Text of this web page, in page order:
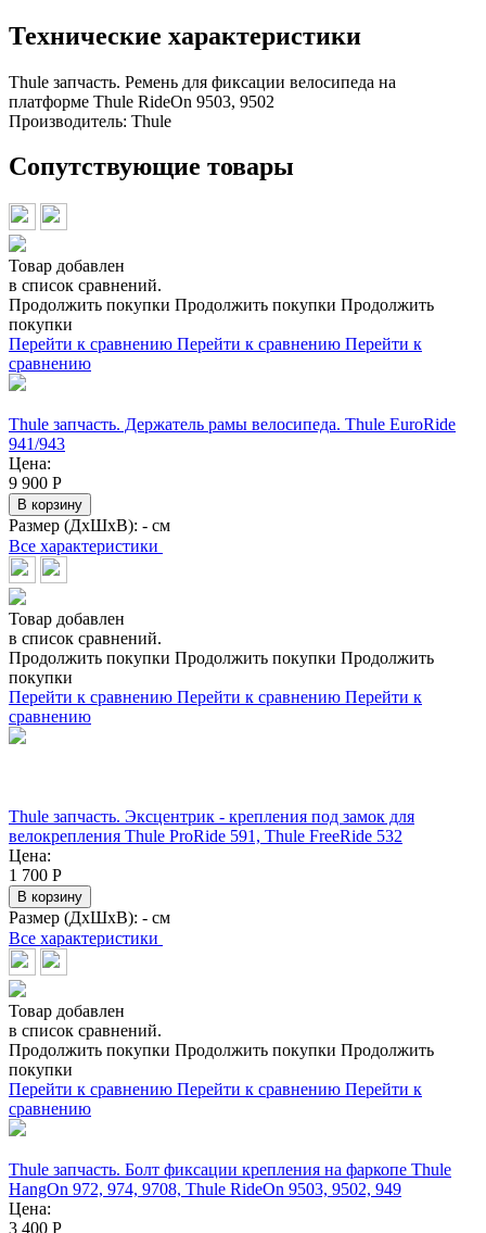
Технические характеристики
Thule запчасть. Ремень для фиксации велосипеда на
платформе Thule RideOn 9503, 9502
Производитель: Thule
Сопутствующие товары
Товар добавлен
в список сравнений.
Продолжить покупки Продолжить покупки Продолжить
покупки
Перейти к сравнению Перейти к сравнению Перейти к
сравнению
Thule запчасть. Держатель рамы велосипеда. Thule EuroRide
941/943
Цена:
9 900 Р
В корзину
Размер (ДхШхВ): - см
Все характеристики
Товар добавлен
в список сравнений.
Продолжить покупки Продолжить покупки Продолжить
покупки
Перейти к сравнению Перейти к сравнению Перейти к
сравнению
Thule запчасть. Эксцентрик - крепления под замок для
велокрепления Thule ProRide 591, Thule FreeRide 532
Цена:
1 700 Р
В корзину
Размер (ДхШхВ): - см
Все характеристики
Товар добавлен
в список сравнений.
Продолжить покупки Продолжить покупки Продолжить
покупки
Перейти к сравнению Перейти к сравнению Перейти к
сравнению
Thule запчасть. Болт фиксации крепления на фаркопе Thule
HangOn 972, 974, 9708, Thule RideOn 9503, 9502, 949
Цена:
3 400 Р